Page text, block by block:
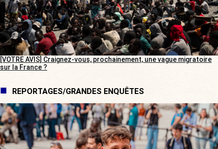
[VOTRE AVIS] Craignez-vous, prochainement, une vague migratoire
sur la France ?
REPORTAGES/GRANDES ENQUÊTES